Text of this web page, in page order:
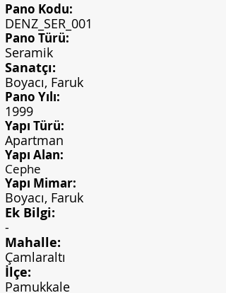
Pano Kodu:
DENZ_SER_001
Pano Türü:
Seramik
Sanatçı:
Boyacı, Faruk
Pano Yılı:
1999
Yapı Türü:
Apartman
Yapı Alan:
Cephe
Yapı Mimar:
Boyacı, Faruk
Ek Bilgi:
-
Mahalle:
Çamlaraltı
İlçe:
Pamukkale